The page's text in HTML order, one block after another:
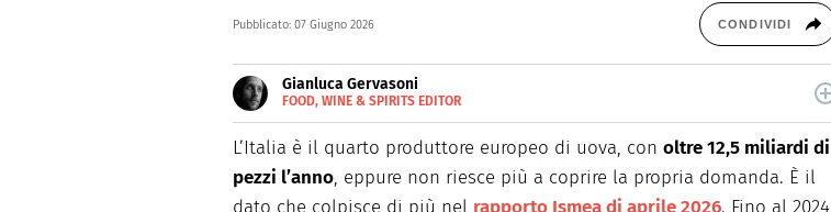
Pubblicato: 07 Giugno 2026 CONDIVIDI
Gianluca Gervasoni
FOOD, WINE & SPIRITS EDITOR
Scrive sul web dal 2013 e racconta storie di buon cibo, vino e spirits.
L’Italia è il quarto produttore europeo di uova, con oltre 12,5 miliardi di
pezzi l’anno, eppure non riesce più a coprire la propria domanda. È il